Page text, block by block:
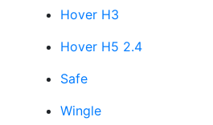
Hover H3
Hover H5 2.4
Safe
Wingle